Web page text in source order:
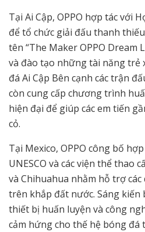
Tại Ai Cập, OPPO hợp tác với
để tổ chức giải đấu thanh
tên “The Maker OPPO Dream
và đào tạo những tài năng trẻ
đá Ai Cập Bên cạnh các trận
còn cung cấp chương trình
hiện đại để giúp các em tiến
cỏ.
Tại Mexico, OPPO công bố
UNESCO và các viện thể thao
và Chihuahua nhằm hỗ trợ
trên khắp đất nước. Sáng
thiết bị huấn luyện và công
cảm hứng cho thế hệ bóng